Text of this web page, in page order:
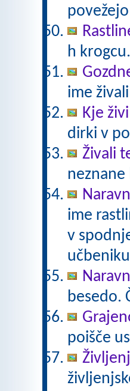
h krogcu.
ime
Kje
dirki v
Živali
neznane
ime
v
besedo.
poišče